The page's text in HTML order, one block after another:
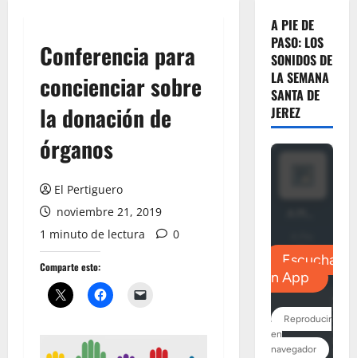
Conferencia para
concienciar sobre
la donación de
órganos
El Pertiguero
noviembre 21, 2019
1 minuto de lectura
0
Comparte esto:
A PIE DE
PASO: LOS
SONIDOS DE
LA SEMANA
SANTA DE
JEREZ